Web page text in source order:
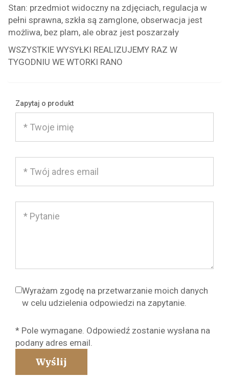
Stan: przedmiot widoczny na zdjęciach, regulacja w
pełni sprawna, szkła są zamglone, obserwacja jest
możliwa, bez plam, ale obraz jest poszarzały
WSZYSTKIE WYSYŁKI REALIZUJEMY RAZ W
TYGODNIU WE WTORKI RANO
Zapytaj o produkt
Wyrażam zgodę na przetwarzanie moich danych
w celu udzielenia odpowiedzi na zapytanie.
* Pole wymagane. Odpowiedź zostanie wysłana na
podany adres email.